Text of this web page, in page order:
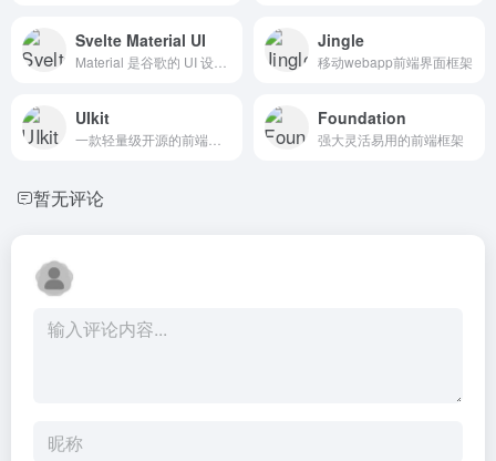
Svelte Material UI Jingle
移动webapp前端界面框架
UIkit Foundation
强大灵活易用的前端框架
暂无评论